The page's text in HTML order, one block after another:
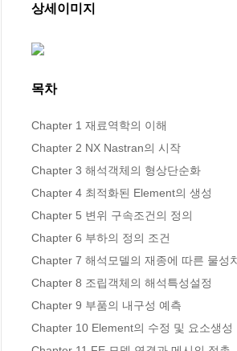
상세이미지
목차
Chapter 1 재료역학의 이해
Chapter 2 NX Nastran의 시작
Chapter 3 해석객체의 형상단순화
Chapter 4 최적화된 Element의 생성
Chapter 5 변위 구속조건의 정의
Chapter 6 부하의 정의 조건
Chapter 7 해석모델의 재종에 따른 물성
Chapter 8 조립객체의 해석특성설정
Chapter 9 부품의 내구성 예측
Chapter 10 Element의 수정 및 요소생성